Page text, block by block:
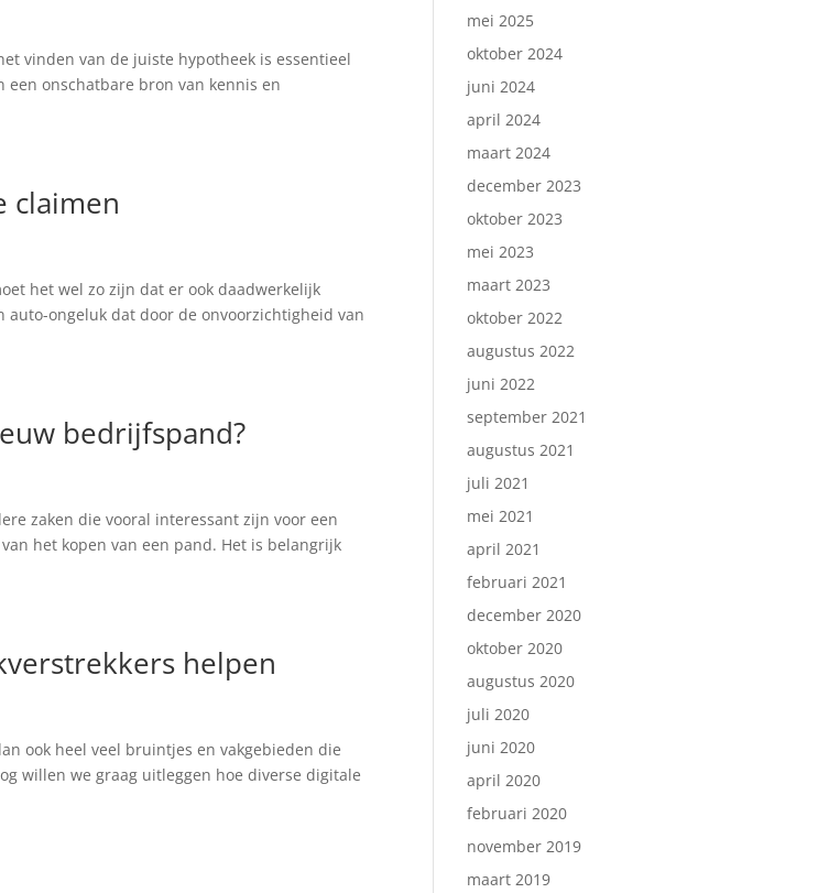
vinden van de juiste hypotheek is essentieel
een onschatbare bron van kennis en
claimen
het wel zo zijn dat er ook daadwerkelijk
ongeluk dat door de onvoorzichtigheid van
bedrijfspand?
zaken die vooral interessant zijn voor een
het kopen van een pand. Het is belangrijk
helpen
ook heel veel bruintjes en vakgebieden die
willen we graag uitleggen hoe diverse digitale
mei 2025
oktober 2024
juni 2024
april 2024
maart 2024
december 2023
oktober 2023
mei 2023
maart 2023
oktober 2022
augustus 2022
juni 2022
september 2021
augustus 2021
juli 2021
mei 2021
april 2021
februari 2021
december 2020
oktober 2020
augustus 2020
juli 2020
juni 2020
april 2020
februari 2020
november 2019
maart 2019